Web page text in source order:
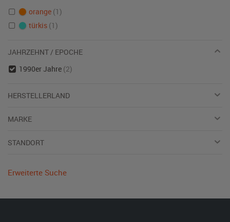
orange (1)
türkis (1)
JAHRZEHNT / EPOCHE
1990er Jahre (2)
HERSTELLERLAND
MARKE
STANDORT
Erweiterte Suche